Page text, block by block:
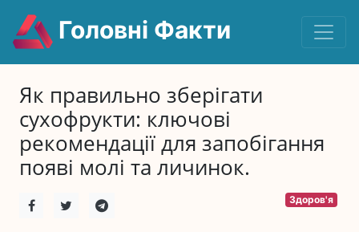
Головні Факти
Як правильно зберігати
сухофрукти: ключові
рекомендації для запобігання
появі молі та личинок.
Здоров'я